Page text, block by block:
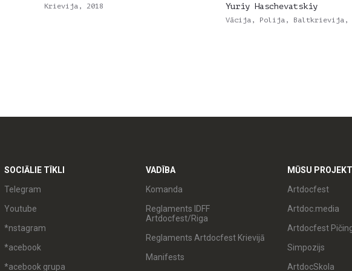
Krievija, 2018 Yuriy Haschevatskiy
Vācija, Polija, Baltkrievija,
SOCIĀLIE TĪKLI
Telegram
Youtube
*nstagram
*acebook
*acebook grupa
VADĪBA
Komanda
Reglaments IDFF
Artdocfest/Riga
Reglaments Artdocfest Krievijā
Manifests
MŪSU PROJEKTI
Artdocfest
Artdoc.media
Artdocfest
Simpozijs
ArtdocSkola